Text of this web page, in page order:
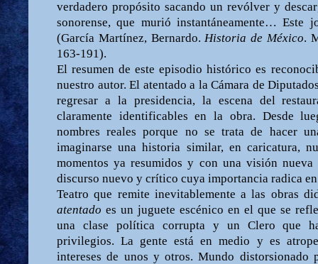
verdadero propósito sacando un revólver y
sonorense, que murió instantáneamente… Este
(García Martínez, Bernardo.Historia de México.
163-191).
El resumen de este episodio histórico es
nuestro autor. El atentado a la Cámara de
regresar a la presidencia, la escena del
claramente identificables en la obra. Desde
nombres reales porque no se trata de hacer
imaginarse una historia similar, en caricatura,
momentos ya resumidos y con una visión
discurso nuevo y crítico cuya importancia radica
Teatro que remite inevitablemente a las obras
atentado es un juguete escénico en el que se
una clase política corrupta y un Clero que
privilegios. La gente está en medio y es
intereses de unos y otros. Mundo distorsionado